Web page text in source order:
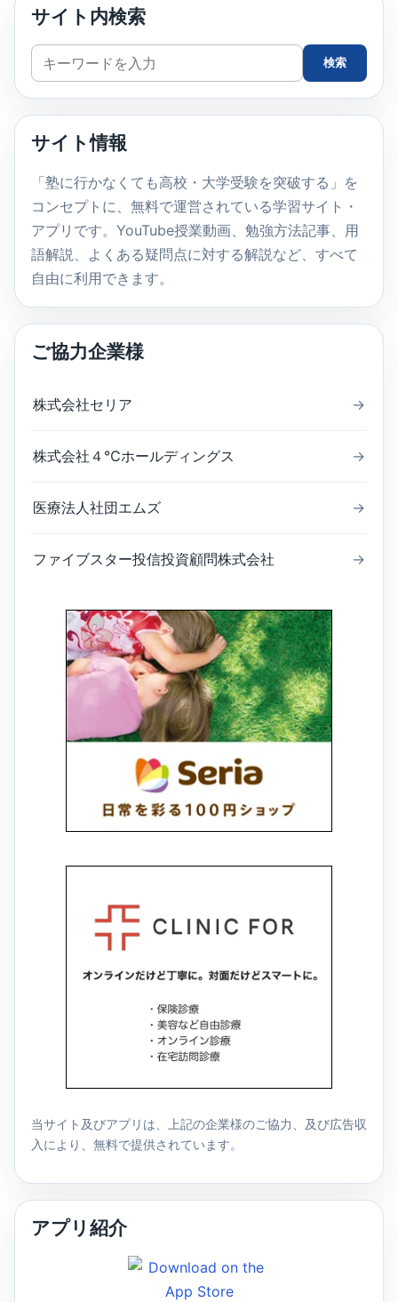
サイト内検索
サ
イ
ト
検
索
検索
サイト情報
「塾に行かなくても高校・大学受験を突破する」を
コンセプトに、無料で運営されている学習サイト・
アプリです。YouTube授業動画、勉強方法記事、用
語解説、よくある疑問点に対する解説など、すべて
自由に利用できます。
ご協力企業様
株式会社セリア →
株式会社４℃ホールディングス →
医療法人社団エムズ →
ファイブスター投信投資顧問株式会社 →
当サイト及びアプリは、上記の企業様のご協力、及び広告収
入により、無料で提供されています。
アプリ紹介